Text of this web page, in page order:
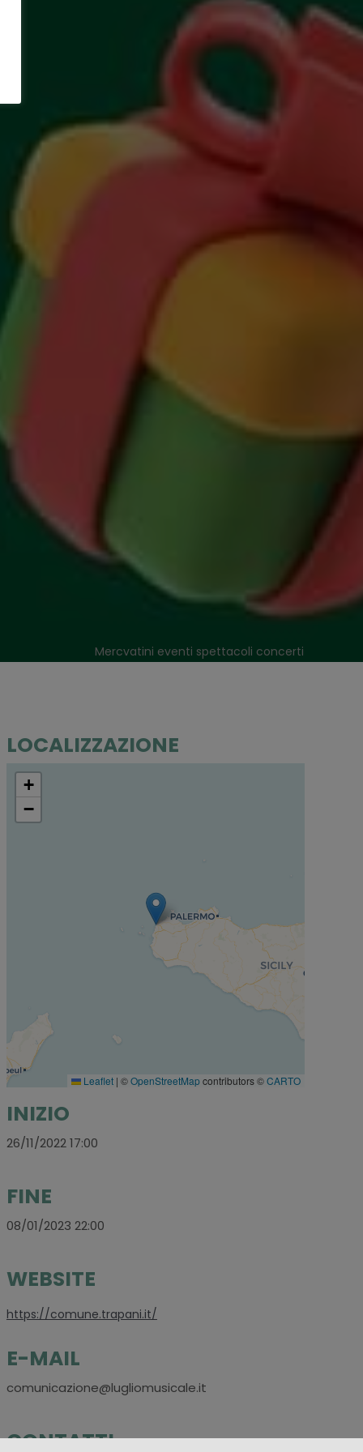
Mercvatini eventi spettacoli concerti
LOCALIZZAZIONE
+
−
Leaflet | ©OpenStreetMapcontributors ©CARTO
INIZIO
26/11/2022 17:00
FINE
08/01/2023 22:00
WEBSITE
https://comune.trapani.it/
E-MAIL
comunicazione@lugliomusicale.it
CONTATTI